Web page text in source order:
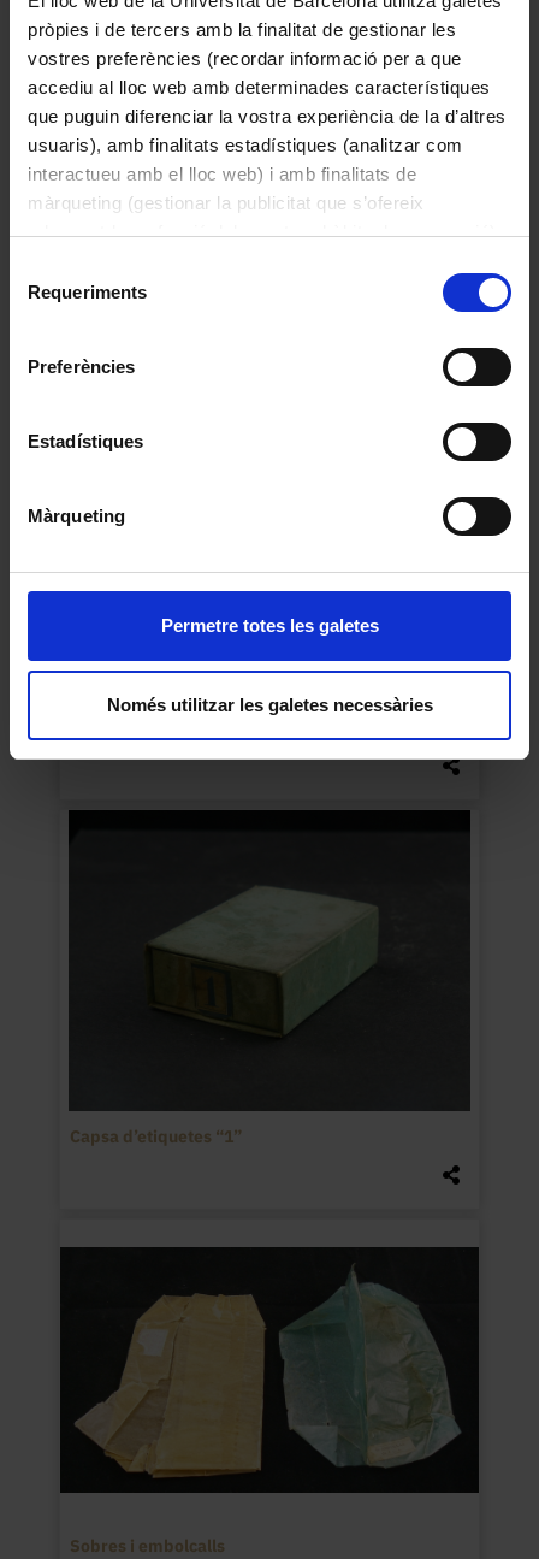
pròpies i de tercers amb la finalitat de gestionar les
vostres preferències (recordar informació per a que
accediu al lloc web amb determinades característiques
que puguin diferenciar la vostra experiència de la d’altres
usuaris), amb finalitats estadístiques (analitzar com
interactueu amb el lloc web) i amb finalitats de
màrqueting (gestionar la publicitat que s’ofereix
adequant-la en funció dels vostres hàbits de navegació).
consultar laPolítica de galetes del lloc web de la
Requeriments
Preferències
Estadístiques
Màrqueting
Permetre totes les galetes
Només utilitzar les galetes necessàries
Capsa d’etiquetes “1”
Sobres i embolcalls